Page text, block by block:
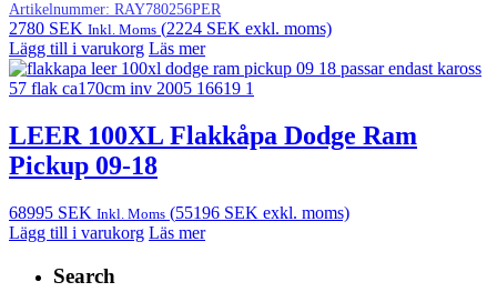
Artikelnummer: RAY780256PER
2780 SEK Inkl. Moms (2224 SEK exkl. moms)
Lägg till i varukorg Läs mer
LEER 100XL Flakkåpa Dodge Ram
Pickup 09-18
68995 SEK Inkl. Moms (55196 SEK exkl. moms)
Lägg till i varukorg Läs mer
Search